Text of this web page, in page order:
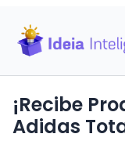
¡Recibe
Adidas